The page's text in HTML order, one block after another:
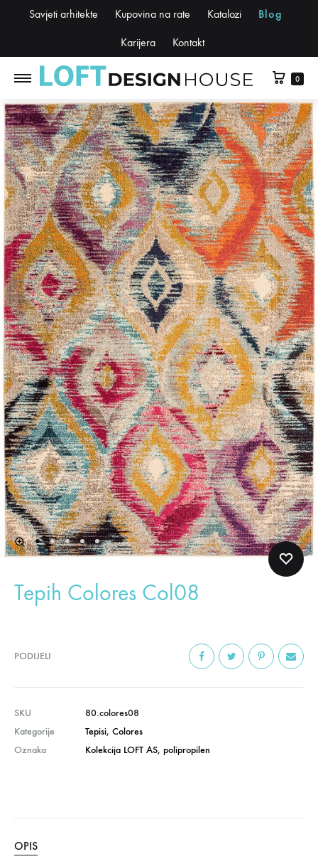
Savjeti arhitekte Kupovina na rate Katalozi Blog
Karijera Kontakt
0
Tepih Colores Col08
PODIJELI
SKU
80.colores08
Kategorije
Tepisi, Colores
Oznaka
Kolekcija LOFT AS, polipropilen
OPIS